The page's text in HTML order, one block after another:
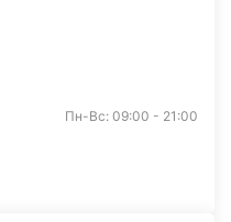
Пн-Вс: 09:00 - 21:00